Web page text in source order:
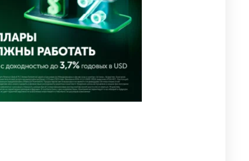
⚠️ Доброе утро, друзья!
Предлагаем обзор главных
новостей за 4 августа
2684 0 1
🗣Глава государства
направил телеграмму
соболезнования родным и